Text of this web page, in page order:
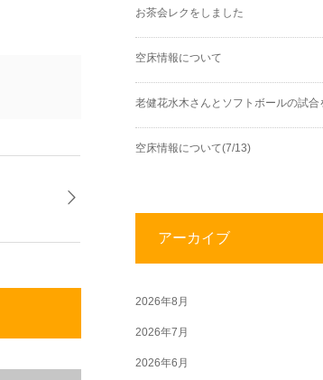
お茶会レクをしました
空床情報について
老健花水木さんとソフトボールの試合
空床情報について(7/13)
アーカイブ
2026年8月
2026年7月
2026年6月